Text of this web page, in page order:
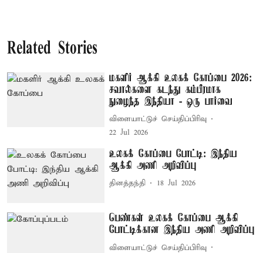
Related Stories
மகளிர் ஆக்கி உலகக் கோப்பை 2026:
சவால்களை கடந்து கம்பீரமாக
நுழைந்த இந்தியா - ஒரு பார்வை
விளையாட்டுச் செய்திப்பிரிவு
22 Jul 2026
உலகக் கோப்பை போட்டி: இந்திய
ஆக்கி அணி அறிவிப்பு
தினத்தந்தி 18 Jul 2026
பெண்கள் உலகக் கோப்பை ஆக்கி
போட்டிக்கான இந்திய அணி அறிவிப்பு
விளையாட்டுச் செய்திப்பிரிவு